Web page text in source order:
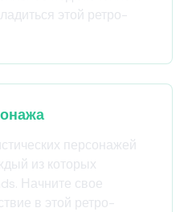
этой ретро-
персонажей
из которых
Начните свое
в этой ретро-